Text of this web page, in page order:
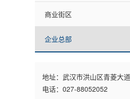
商业街区
企业总部
地址：武汉市洪山区青菱大
电话：027-88052052